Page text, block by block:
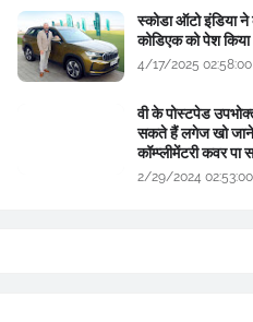
स्कोडा ऑटो इंडिया
कोडिएक को पेश किया
4/17/2025
वी के पोस्टपेड
सकते हैं लगेज खो जाने
कॉम्प्लीमेंटरी कवर पा
2/29/2024